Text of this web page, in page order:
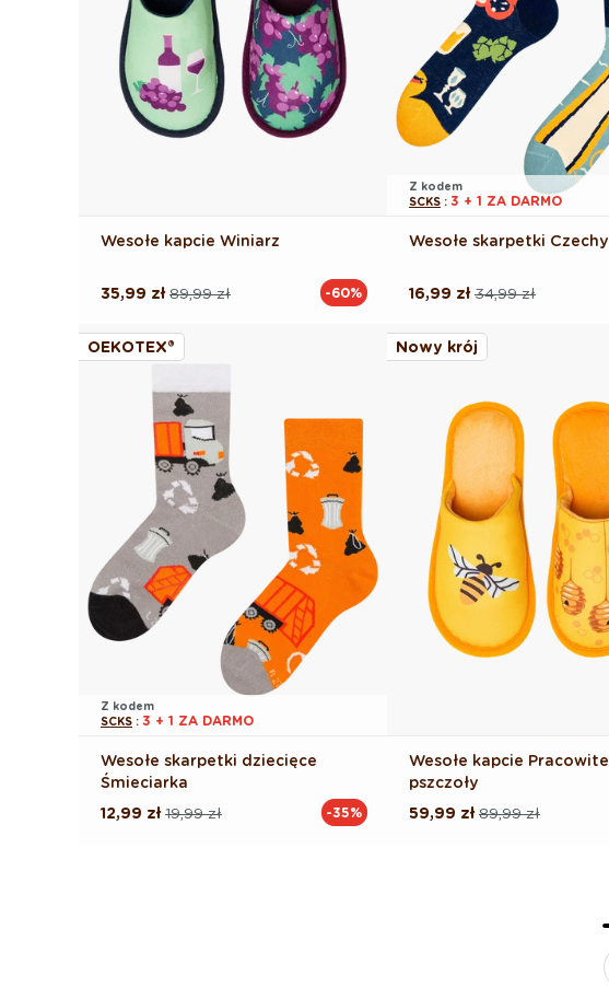
Wesołe kapcie Winiarz
Cena
89,99 zł
Cena
35,99 zł -60%
Z kodem
SCKS : 3 + 1 ZA DARMO
Wesołe skarpetki Czechy
Cena
34,99 zł
Cena
16,99 zł
OEKOTEX®
Z kodem
SCKS : 3 + 1 ZA DARMO
Wesołe skarpetki dziecięce
Śmieciarka
Cena
19,99 zł
Cena
12,99 zł -35%
Nowy krój
Wesołe kapcie Pracowite
pszczoły
Cena
89,99 zł
Cena
59,99 zł